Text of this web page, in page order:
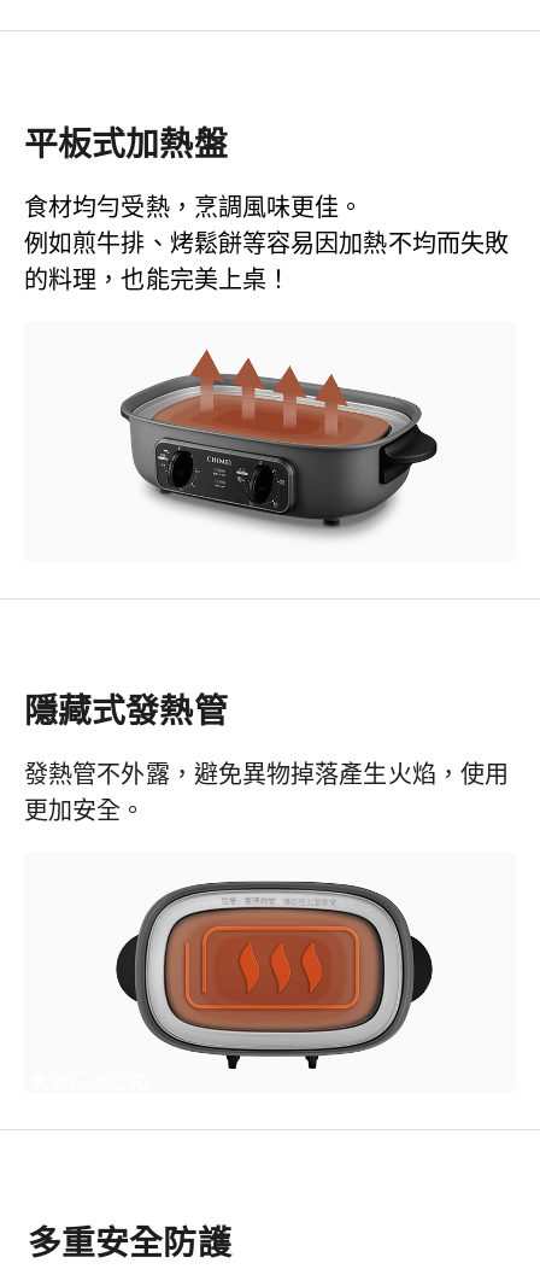
平板式加熱盤
食材均勻受熱，烹調風味更佳。
例如煎牛排、烤鬆餅等容易因加熱不均而失敗
的料理，也能完美上桌！
隱藏式發熱管
發熱管不外露，避免異物掉落產生火焰，使用
更加安全。
多重安全防護